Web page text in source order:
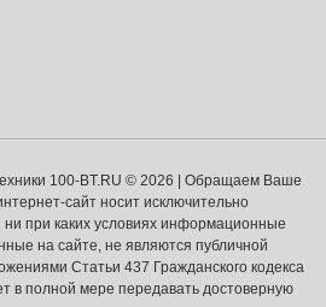
100-BT.RU © 2026 | Обращаем Ваше
сайт носит исключительно
при каких условиях информационные
на сайте, не являются публичной
Статьи 437 Гражданского кодекса
в полной мере передавать достоверную